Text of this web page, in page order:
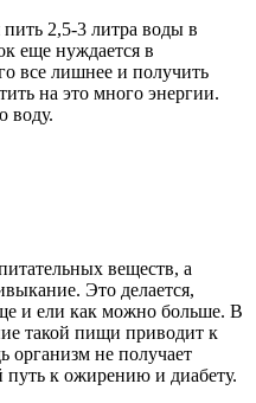
пить 2,5-3 литра воды в
еще нуждается в
все лишнее и получить
на это много энергии.
воду.
веществ, а
Это делается,
и ели как можно больше. В
такой пищи приводит к
организм не получает
к ожирению и диабету.